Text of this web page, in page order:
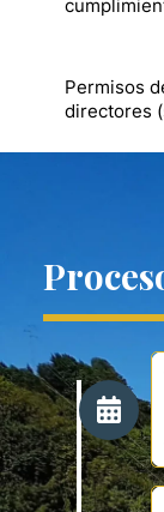
Permisos
directores